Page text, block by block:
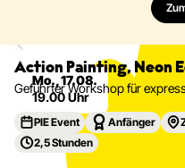
Mo., 17.08.
19.00 Uhr
Action Painting, Neon
Geführter Workshop für
PIE Event Anfänger
2,5 Stunden